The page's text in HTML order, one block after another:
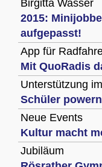
Birgitta Wasser
2015:
aufgepasst!
App für
Mit QuoRadis
Unterstützung
Schüler
Neue Events
Kultur macht
Jubiläum